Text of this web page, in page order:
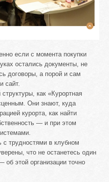
если с момента покупки
остались документы, не
договоры, а порой и сам
сайт.
как «Курортная
Они знают, куда
курорта, как найти
— и при этом
с трудностями в клубном
что не останетесь один
об этой организации точно